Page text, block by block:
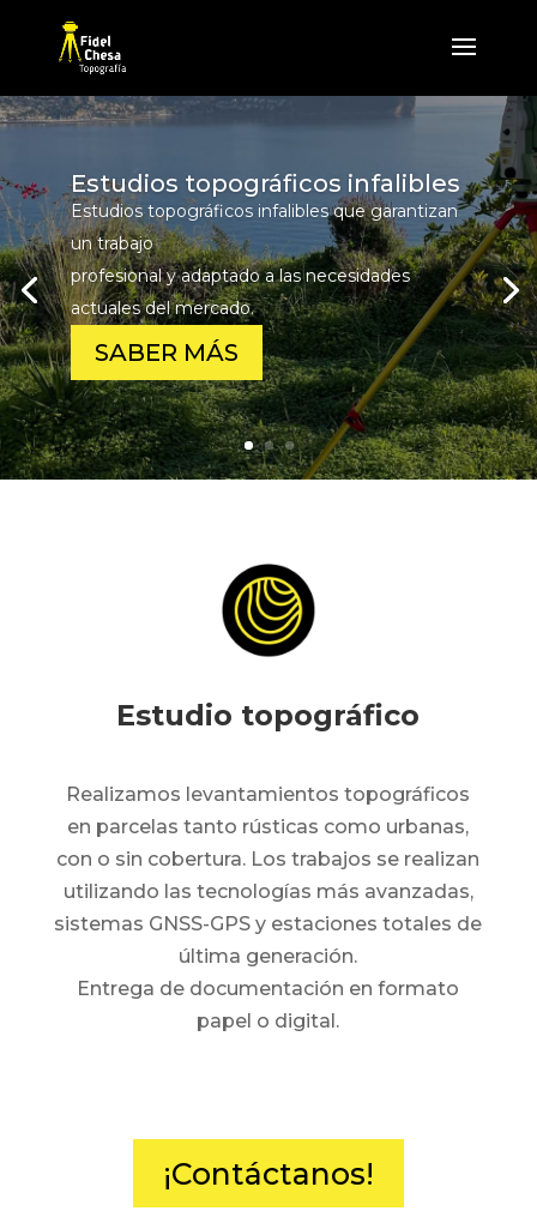
Estudios topográficos infalibles
Estudios topográficos infalibles que garantizan
un trabajo
profesional y adaptado a las necesidades
actuales del mercado.
SABER MÁS
Estudio topográfico
Realizamos levantamientos topográficos
en parcelas tanto rústicas como urbanas,
con o sin cobertura. Los trabajos se realizan
utilizando las tecnologías más avanzadas,
sistemas GNSS-GPS y estaciones totales de
última generación.
Entrega de documentación en formato
papel o digital.
¡Contáctanos!